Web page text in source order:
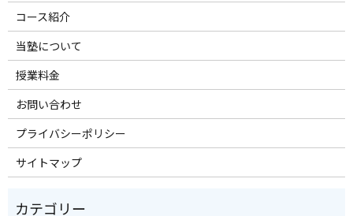
コース紹介
当塾について
授業料金
お問い合わせ
プライバシーポリシー
サイトマップ